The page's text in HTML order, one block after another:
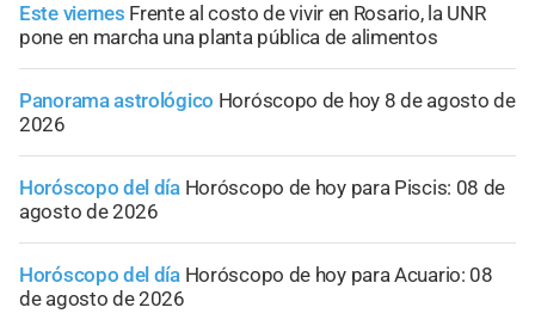
Este viernes Frente al costo de vivir en Rosario, la UNR
pone en marcha una planta pública de alimentos
Panorama astrológico Horóscopo de hoy 8 de agosto de
2026
Horóscopo del día Horóscopo de hoy para Piscis: 08 de
agosto de 2026
Horóscopo del día Horóscopo de hoy para Acuario: 08
de agosto de 2026